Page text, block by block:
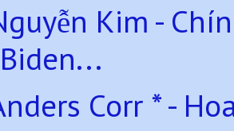
Kim -
Biden...
Corr * -